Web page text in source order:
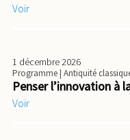
Voir
1 décembre 2026
Programme| Antiquité
Penser l’innovation à
Voir